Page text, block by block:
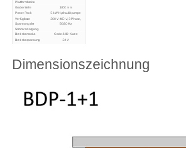
Plattformbreite
Grubentiefe
1800 mm
Power Pack
5 kW Hydraulikpumpe
Verfügbare
Spannung der
Stromversorgung
200 V-480 V, 3 Phase,
50/60 Hz
Betriebsmodus
Code & ID -Karte
Betriebsspannung
24 V
Fertig Pulverbeschichtung
Dimensionszeichnung